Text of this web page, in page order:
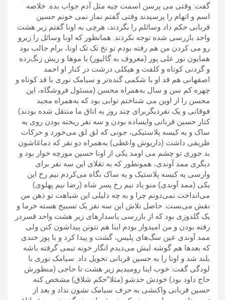
گفت: وقتی می پرسن اسمت چیه مثل آدم جواب بده. خلاصه
اسم و اتهام را پرسیدند وقتی گفتم نماز نمی خونم حسین
قربانی حکم داد وسائلم را بگردند، هرچی به اونا گفتم زیر هشت
واحد بازرسی شده توجه نکردند. همانطور که اونا وسائل را زیرو
رو می کردن من هم رفته بودم تو نخ تک تک اونا، برام جالب بود
همایون نور علی پور (معروف به گالیور) با موها و ریش زنگ‌زده
و گردنی کوتاه و کلفت و هیکلی درشت در کنار او احمد
اصفهانی هم قد او با شکمی گنده‌تر و سیامک نوری با قد کوتاه و
چهره کم سن و سال به‌همراه محسن (مسئول فروشگاه، این
محسن را از اوین می شناختم توابی بود که به‌همراه مجید
فوقانی و یک نفردیگربرای چند روز به اتاق ما منتقل شده بودند)
کنار حسین قربانی وایساده بودن و سه نفر ریخته بودن روی یه
ساک و یه کیسه پلاستیکی، جونی که لق لق می‌خورد و حرکات
ظریفی داشت (داریوش واعظی) به‌همراه دو نفر که دماغاشون
بد جوری تو چشم می اومد یکی از اونا حسین مورچه خوار بود و
دیگری ممد آوندی، همونطور که به تقلای این سه نفر برای
وارسی یه کیسه پلاستیک و یه ساک نگاه می‌کردم نیم رخ این
یکی (ممد آوندی) منو یاد نیم رخ پسر شاه (رضا نیم پهلوی)
می‌انداخت نمی‌دونم چرا و به چه دلیلی این شباهت تو ذهن من
نقش می‌بست. حاصل تلاش این سه نفر یک تسبیح هسته خرما و
یک گلدوزی بود که از بازرسی پاسدارهای زیر هشت واحد قسردر
رفته بودن و من امیدوار بودم اینا هم نتونن پیداشون کنن ولی
ممد آوندی عین سگ‌های پلیس، گشت و پیدا کرد و با پوز خندی
که بعدها هم گوشه لبش می‌دیدم انگار خونه تیمی گرفته باشه
بلند شد و اونا را به حسین قربانی تحویل داد. سیامک نوری با
لودگی گفت: خوب اینا رومیدیم زیر هشت تا حاجی (منظورش
حاج داود بود) خودش حدشو (مثلا”حکم شلاق) مشخص کنه.
حسین قربانی واکنشی به حرف سیامک نشون نداد و بعد از